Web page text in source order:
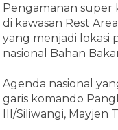
Pengamanan super
di kawasan Rest
yang menjadi lokasi
nasional Bahan
Agenda nasional
garis komando
III/Siliwangi, Mayjen